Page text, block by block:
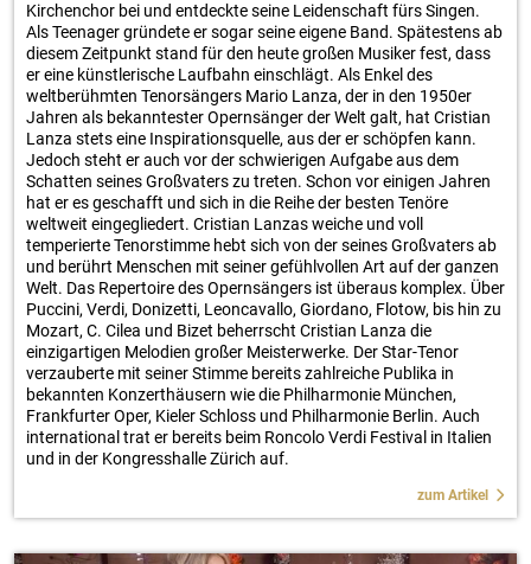
Kirchenchor bei und entdeckte seine Leidenschaft fürs Singen.
Als Teenager gründete er sogar seine eigene Band. Spätestens ab
diesem Zeitpunkt stand für den heute großen Musiker fest, dass
er eine künstlerische Laufbahn einschlägt. Als Enkel des
weltberühmten Tenorsängers Mario Lanza, der in den 1950er
Jahren als bekanntester Opernsänger der Welt galt, hat Cristian
Lanza stets eine Inspirationsquelle, aus der er schöpfen kann.
Jedoch steht er auch vor der schwierigen Aufgabe aus dem
Schatten seines Großvaters zu treten. Schon vor einigen Jahren
hat er es geschafft und sich in die Reihe der besten Tenöre
weltweit eingegliedert. Cristian Lanzas weiche und voll
temperierte Tenorstimme hebt sich von der seines Großvaters ab
und berührt Menschen mit seiner gefühlvollen Art auf der ganzen
Welt. Das Repertoire des Opernsängers ist überaus komplex. Über
Puccini, Verdi, Donizetti, Leoncavallo, Giordano, Flotow, bis hin zu
Mozart, C. Cilea und Bizet beherrscht Cristian Lanza die
einzigartigen Melodien großer Meisterwerke. Der Star-Tenor
verzauberte mit seiner Stimme bereits zahlreiche Publika in
bekannten Konzerthäusern wie die Philharmonie München,
Frankfurter Oper, Kieler Schloss und Philharmonie Berlin. Auch
international trat er bereits beim Roncolo Verdi Festival in Italien
und in der Kongresshalle Zürich auf.
zum Artikel